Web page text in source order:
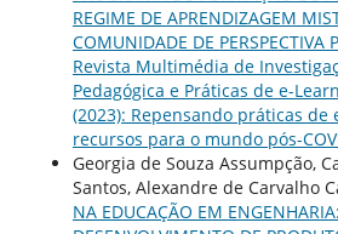
REGIME DE APRENDIZAGEM
COMUNIDADE DE PERSPECTIVA
Revista Multimédia de
Pedagógica e Práticas de e-
(2023): Repensando práticas de
recursos para o mundo pós-
Georgia de Souza Assumpção,
Santos, Alexandre de Carvalho
NA EDUCAÇÃO EM